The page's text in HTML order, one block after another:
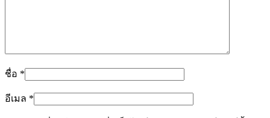
ชื่อ *
อีเมล *